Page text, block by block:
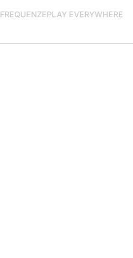
FREQUENZEPLAY EVERYWHERE